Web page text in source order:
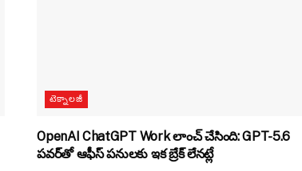
టెక్నాలజీ
OpenAI ChatGPT Work లాంచ్ చేసింది: GPT-5.6
పవర్‌తో ఆఫీస్ పనులకు ఇక బ్రేక్ లేనట్లే